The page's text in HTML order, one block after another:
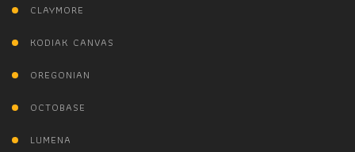
CLAYMORE
KODIAK CANVAS
OREGONIAN
OCTOBASE
LUMENA